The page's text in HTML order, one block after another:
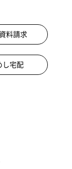
料請求
し宅配